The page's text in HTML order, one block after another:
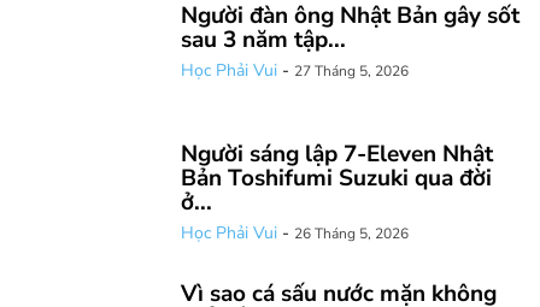
Người đàn ông Nhật Bản gây sốt
sau 3 năm tập...
Học Phải Vui - 27 Tháng 5, 2026
Người sáng lập 7-Eleven Nhật
Bản Toshifumi Suzuki qua đời
ở...
Học Phải Vui - 26 Tháng 5, 2026
Vì sao cá sấu nước mặn không